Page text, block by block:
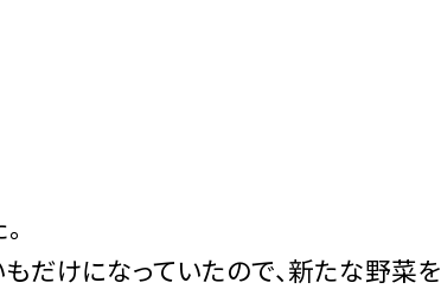
だけになっていたので、新たな野菜を